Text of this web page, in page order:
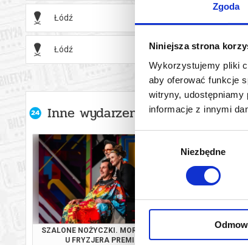
Zgoda
Niniejsza strona
Wykorzystujemy pliki
aby oferować funkcje
witryny, udostępniamy
informacje z innymi
Wybór
Niezbędne
Łódź
Łódź
Inne wydarzenia organizatora
SZALONE NOŻYCZKI. MORDERSTWO
U FRYZJERA PREMIERA
SZALONE
U